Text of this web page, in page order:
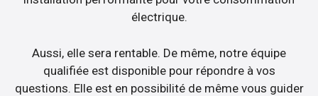
électrique.
Aussi, elle sera rentable. De même, notre équipe
qualifiée est disponible pour répondre à vos
questions. Elle est en possibilité de même vous guider